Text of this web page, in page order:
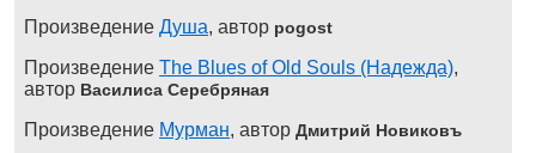
Произведение Душа, автор pogost
Произведение The Blues of Old Souls (Надежда),
автор Василиса Серебряная
Произведение Мурман, автор Дмитрий Новиковъ